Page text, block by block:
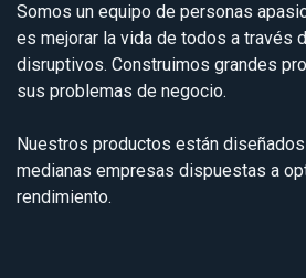
Somos un equipo de personas
es mejorar la vida de todos a través
disruptivos. Construimos grandes
sus problemas de negocio.
Nuestros productos están
medianas empresas dispuestas a
rendimiento.